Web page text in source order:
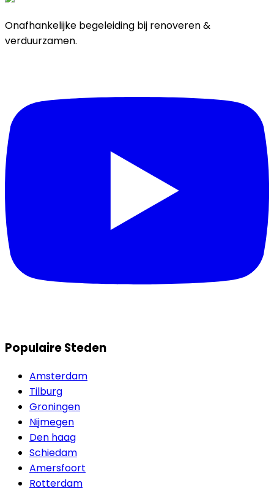
Onafhankelijke begeleiding bij renoveren &
verduurzamen.
Populaire Steden
Amsterdam
Tilburg
Groningen
Nijmegen
Den haag
Schiedam
Amersfoort
Rotterdam